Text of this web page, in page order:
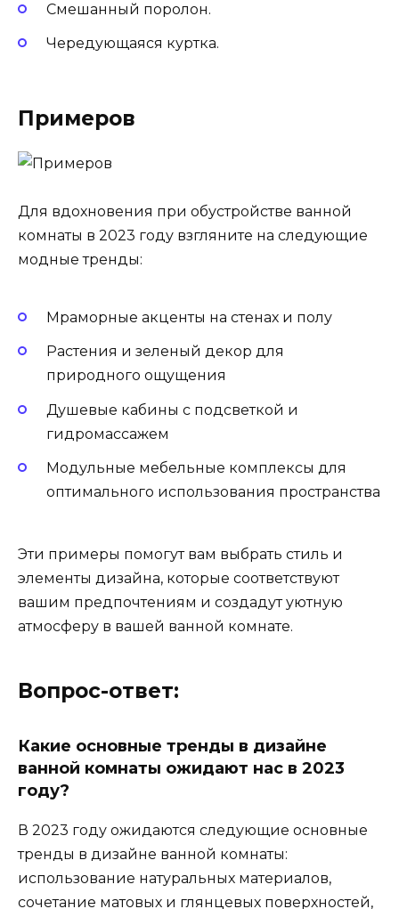
Смешанный поролон.
Чередующаяся куртка.
Примеров
Для вдохновения при обустройстве ванной
комнаты в 2023 году взгляните на следующие
модные тренды:
Мраморные акценты на стенах и полу
Растения и зеленый декор для
природного ощущения
Душевые кабины с подсветкой и
гидромассажем
Модульные мебельные комплексы для
оптимального использования пространства
Эти примеры помогут вам выбрать стиль и
элементы дизайна, которые соответствуют
вашим предпочтениям и создадут уютную
атмосферу в вашей ванной комнате.
Вопрос-ответ:
Какие основные тренды в дизайне
ванной комнаты ожидают нас в 2023
году?
В 2023 году ожидаются следующие основные
тренды в дизайне ванной комнаты:
использование натуральных материалов,
сочетание матовых и глянцевых поверхностей,